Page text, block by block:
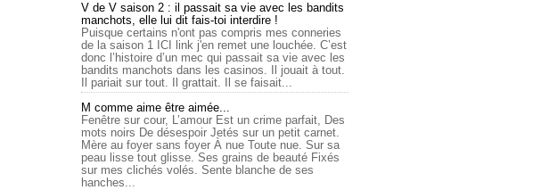
V de V saison 2 : il passait sa vie avec les bandits
manchots, elle lui dit fais-toi interdire !
Puisque certains n'ont pas compris mes conneries
de la saison 1 ICI link j'en remet une louchée. C’est
donc l’histoire d’un mec qui passait sa vie avec les
bandits manchots dans les casinos. Il jouait à tout.
Il pariait sur tout. Il grattait. Il se faisait...
M comme aime être aimée...
Fenêtre sur cour, L’amour Est un crime parfait, Des
mots noirs De désespoir Jetés sur un petit carnet.
Mère au foyer sans foyer À nue Toute nue. Sur sa
peau lisse tout glisse. Ses grains de beauté Fixés
sur mes clichés volés. Sente blanche de ses
hanches...